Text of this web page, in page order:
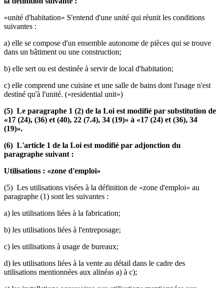
«unité d'habitation» S'entend d'une unité qui réunit les conditions
suivantes :
a) elle se compose d'un ensemble autonome de pièces qui se trouve
dans un bâtiment ou une construction;
b) elle sert ou est destinée à servir de local d'habitation;
c) elle comprend une cuisine et une salle de bains dont l'usage n'est
destiné qu'à l'unité. («residential unit»)
(5) Le paragraphe 1 (2) de la Loi est modifié par substitution de
«17 (24), (36) et (40), 22 (7.4), 34 (19)» à «17 (24) et (36), 34
(19)».
(6) L'article 1 de la Loi est modifié par adjonction du
paragraphe suivant :
Utilisations : «zone d'emploi»
(5) Les utilisations visées à la définition de «zone d'emploi» au
paragraphe (1) sont les suivantes :
a) les utilisations liées à la fabrication;
b) les utilisations liées à l'entreposage;
c) les utilisations à usage de bureaux;
d) les utilisations liées à la vente au détail dans le cadre des
utilisations mentionnées aux alinéas a) à c);